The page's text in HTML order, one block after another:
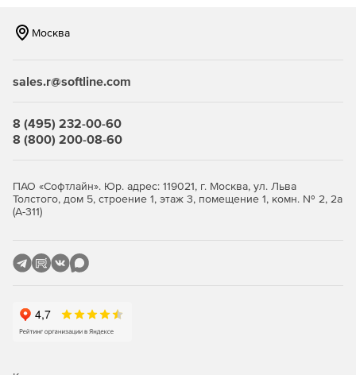
Москва
sales.r@softline.com
8 (495) 232-00-60
8 (800) 200-08-60
ПАО «Софтлайн». Юр. адрес: 119021, г. Москва, ул. Льва
Толстого, дом 5, строение 1, этаж 3, помещение 1, комн. № 2, 2а
(А-311)